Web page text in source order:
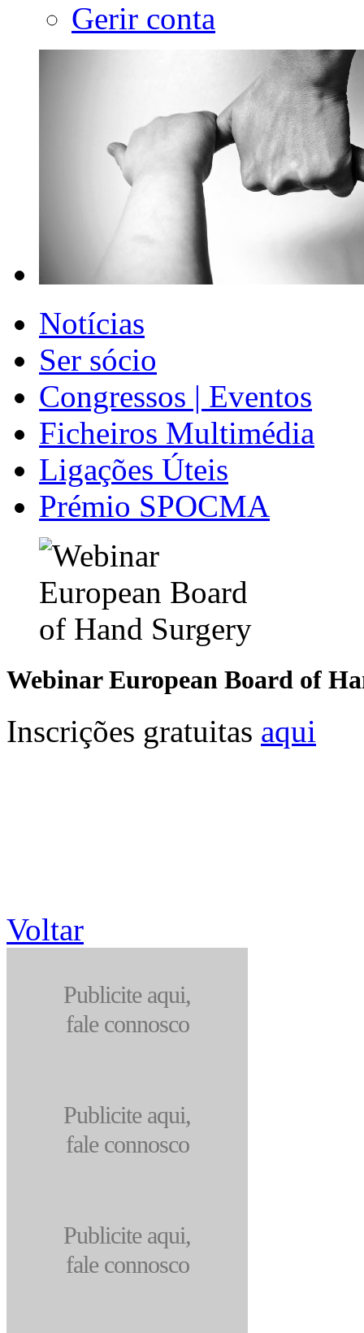
Gerir conta
Notícias
Ser sócio
Congressos | Eventos
Ficheiros Multimédia
Ligações Úteis
Prémio SPOCMA
Webinar European Board of
Inscrições gratuitas aqui
Voltar
Publicite aqui,
fale connosco
Publicite aqui,
fale connosco
Publicite aqui,
fale connosco